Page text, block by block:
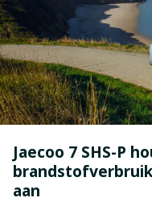
Jaecoo 7 SHS-P
aan